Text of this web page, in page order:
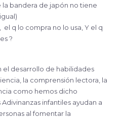
la bandera de japón no tiene
el q lo compra no lo usa, Y el q
?
el desarrollo de habilidades
la comprensión lectora, la
como hemos dicho
infantiles ayudan a
al fomentar la